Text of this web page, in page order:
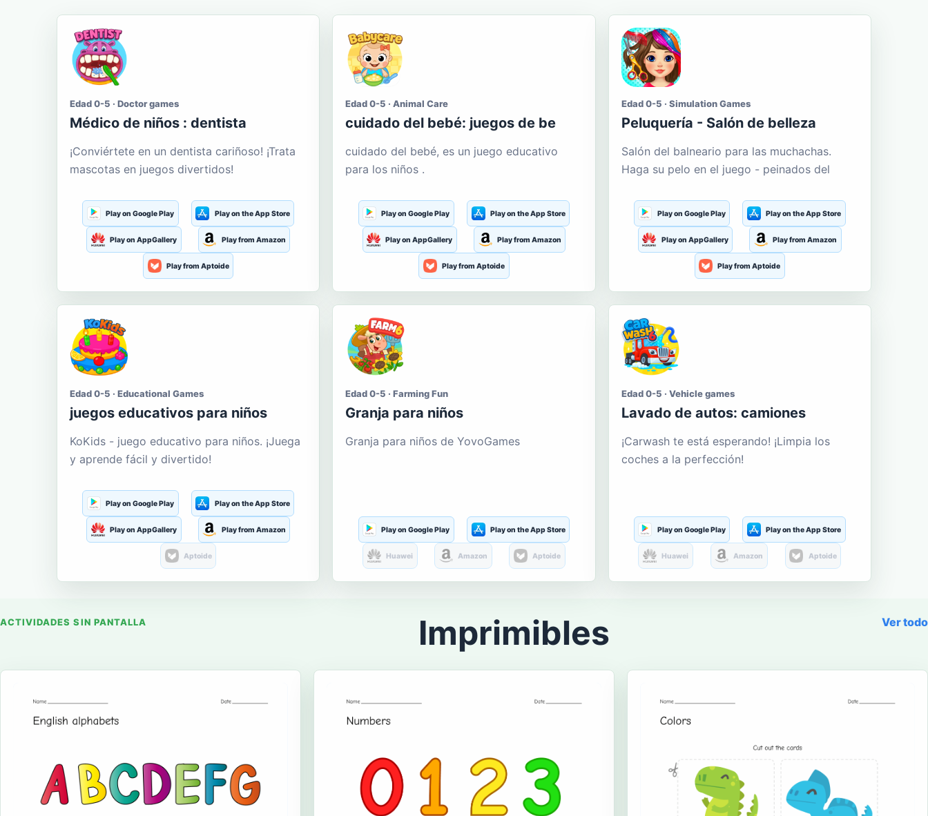
Edad 0-5 · Doctor games
Médico de niños : dentista
¡Conviértete en un dentista cariñoso! ¡Trata
mascotas en juegos divertidos!
Play on Google Play Play on the App Store
Play on AppGallery Play from Amazon
Play from Aptoide
Edad 0-5 · Animal Care
cuidado del bebé: juegos de be
cuidado del bebé, es un juego educativo
para los niños .
Play on Google Play Play on the App Store
Play on AppGallery Play from Amazon
Play from Aptoide
Edad 0-5 · Simulation Games
Peluquería - Salón de belleza
Salón del balneario para las muchachas.
Haga su pelo en el juego - peinados del
Play on Google Play Play on the App Store
Play on AppGallery Play from Amazon
Play from Aptoide
Edad 0-5 · Educational Games
juegos educativos para niños
KoKids - juego educativo para niños. ¡Juega
y aprende fácil y divertido!
Play on Google Play Play on the App Store
Play on AppGallery Play from Amazon
Aptoide
Edad 0-5 · Farming Fun
Granja para niños
Granja para niños de YovoGames
Play on Google Play Play on the App Store
Huawei Amazon Aptoide
Edad 0-5 · Vehicle games
Lavado de autos: camiones
¡Carwash te está esperando! ¡Limpia los
coches a la perfección!
Play on Google Play Play on the App Store
Huawei Amazon Aptoide
ACTIVIDADES SIN PANTALLA Imprimibles Ver todo